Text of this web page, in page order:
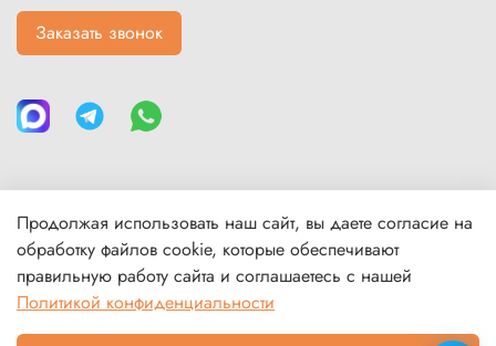
Каталог
Покупателям
Заказать звонок
Продолжая использовать наш сайт, вы даете согласие на
обработку файлов cookie, которые обеспечивают
правильную работу сайта и соглашаетесь с нашей
Политикой конфиденциальности